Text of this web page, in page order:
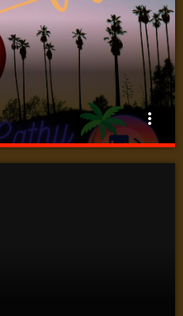
more_vert
close